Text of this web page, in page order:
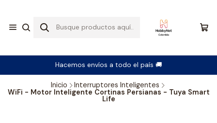
Hacemos envíos a todo el país 🚚
Inicio
Interruptores Inteligentes
WiFi - Motor Inteligente Cortinas Persianas - Tuya Smart
Life